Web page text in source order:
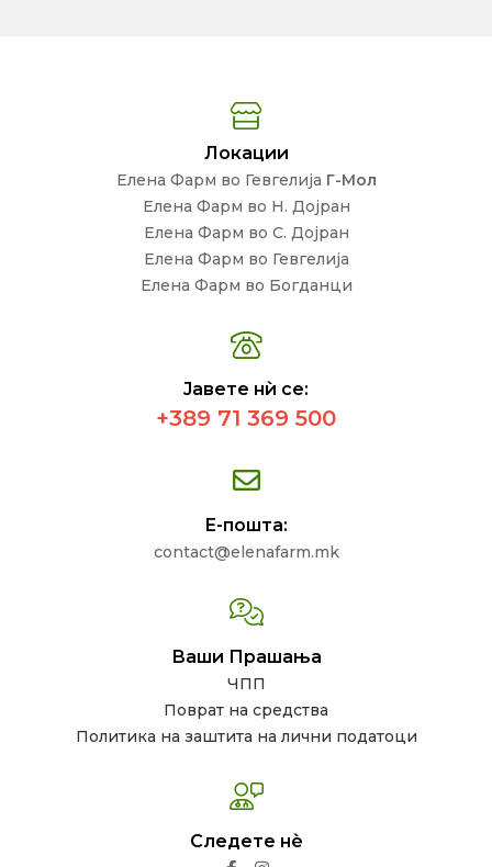
Локации
Елена Фарм во Гевгелија Г-Мол
Елена Фарм во Н. Дојран
Елена Фарм во С. Дојран
Елена Фарм во Гевгелија
Елена Фарм во Богданци
Јавете нѝ се:
+389 71 369 500
Е-пошта:
contact@elenafarm.mk
Ваши Прашања
ЧПП
Поврат на средства
Политика на заштита на лични податоци
Следете нѐ